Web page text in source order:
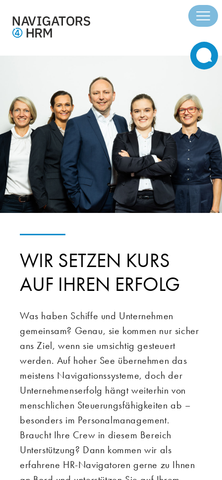
Leistungen
Team
Blog
Kontakt
Impressum
WIR SETZEN KURS
AUF IHREN ERFOLG
Was haben Schiffe und Unternehmen
gemeinsam? Genau, sie kommen nur sicher
ans Ziel, wenn sie umsichtig gesteuert
werden. Auf hoher See übernehmen das
meistens Navigationssysteme, doch der
Unternehmenserfolg hängt weiterhin von
menschlichen Steuerungsfähigkeiten ab –
besonders im Personalmanagement.
Braucht Ihre Crew in diesem Bereich
Unterstützung? Dann kommen wir als
erfahrene HR-Navigatoren gerne zu Ihnen